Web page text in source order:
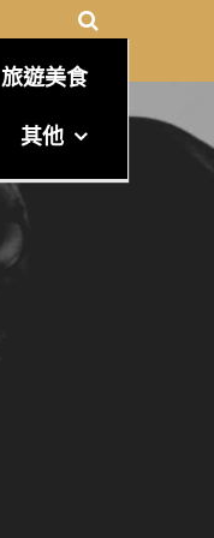
旅遊美食
其他